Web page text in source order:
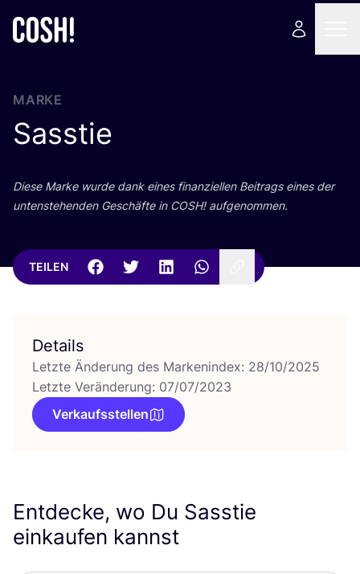
MARKE
Sasstie
Die­se Mar­ke wur­de dank eines finan­zi­el­len Bei­trags eines der
unten­ste­hen­den Geschäf­te in COSH! aufgenommen.
TEILEN
Details
Letzte Änderung des Markenindex: 28/10/2025
Letzte Veränderung: 07/07/2023
Verkaufsstellen
Entdecke, wo Du Sasstie
einkaufen kannst